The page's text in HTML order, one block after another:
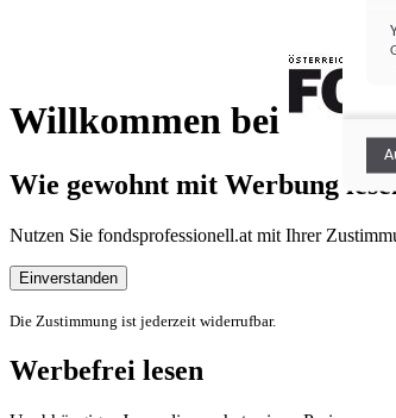
Willkommen bei
Wie gewohnt mit Werbung
Nutzen Sie fondsprofessionell.at mit Ihrer
Einverstanden
Die Zustimmung ist jederzeit widerrufbar.
Werbefrei lesen